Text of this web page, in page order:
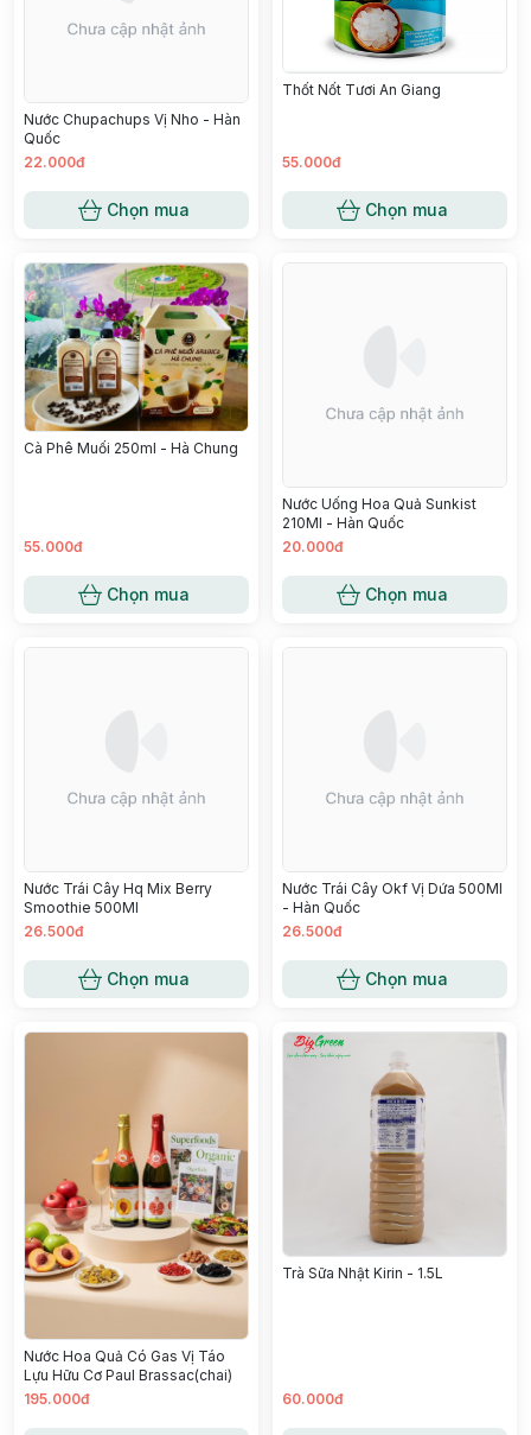
Nước Chupachups Vị Nho - Hàn
Quốc
22.000đ
Chọn mua
Thốt Nốt Tươi An Giang
55.000đ
Chọn mua
Cà Phê Muối 250ml - Hà Chung
55.000đ
Chọn mua
Nước Uống Hoa Quả Sunkist
210Ml - Hàn Quốc
20.000đ
Chọn mua
Nước Trái Cây Hq Mix Berry
Smoothie 500Ml
26.500đ
Chọn mua
Nước Trái Cây Okf Vị Dứa 500Ml
- Hàn Quốc
26.500đ
Chọn mua
Nước Hoa Quả Có Gas Vị Táo
Lựu Hữu Cơ Paul Brassac(chai)
195.000đ
Trà Sữa Nhật Kirin - 1.5L
60.000đ